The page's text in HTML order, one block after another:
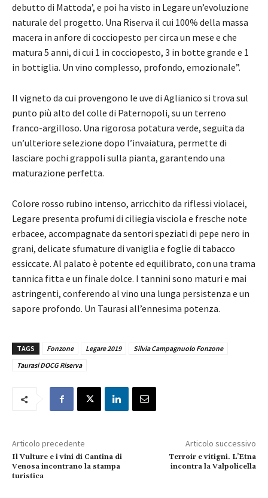
debutto di Mattoda’, e poi ha visto in Legare un’evoluzione
naturale del progetto. Una Riserva il cui 100% della massa
macera in anfore di cocciopesto per circa un mese e che
matura 5 anni, di cui 1 in cocciopesto, 3 in botte grande e 1
in bottiglia. Un vino complesso, profondo, emozionale”.
Il vigneto da cui provengono le uve di Aglianico si trova sul
punto più alto del colle di Paternopoli, su un terreno
franco-argilloso. Una rigorosa potatura verde, seguita da
un’ulteriore selezione dopo l’invaiatura, permette di
lasciare pochi grappoli sulla pianta, garantendo una
maturazione perfetta.
Colore rosso rubino intenso, arricchito da riflessi violacei,
Legare presenta profumi di ciliegia visciola e fresche note
erbacee, accompagnate da sentori speziati di pepe nero in
grani, delicate sfumature di vaniglia e foglie di tabacco
essiccate. Al palato è potente ed equilibrato, con una trama
tannica fitta e un finale dolce. I tannini sono maturi e mai
astringenti, conferendo al vino una lunga persistenza e un
sapore profondo. Un Taurasi all’ennesima potenza.
TAGS Fonzone Legare 2019
Silvia Campagnuolo Fonzone
Taurasi DOCG Riserva
Articolo precedente
Il Vulture e i vini di Cantina di
Venosa incontrano la stampa
turistica
Articolo successivo
Terroir e vitigni. L’Etna
incontra la Valpolicella